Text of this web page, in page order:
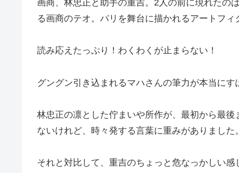
画商、林忠正と助手の重吉。2人の前に現れたの
る画商のテオ。パリを舞台に描かれるアートフィ
読み応えたっぷり！わくわくが止まらない！
グングン引き込まれるマハさんの筆力が本当にす
林忠正の凛とした佇まいや所作が、最初から最
ないけれど、時々発する言葉に重みがありました。
それと対比して、重吉のちょっと危なっかしい